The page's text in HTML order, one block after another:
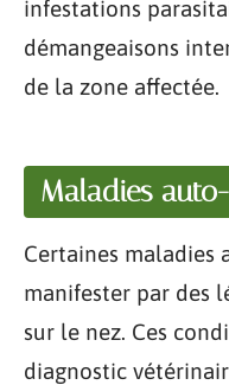
infestations
démangeaisons
de la zone affectée.
Maladies
Certaines maladies
manifester par des
sur le nez. Ces
diagnostic